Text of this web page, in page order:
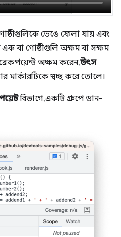
ভেঙে ফেলা যায় এবং
বা গোষ্ঠীগুলি অক্ষম বা সক্ষম
অক্ষম করেন,উৎস
মার্কারটিকে স্বচ্ছ করে তোলে।
বিভাগে, একটি গ্রুপে ডান-